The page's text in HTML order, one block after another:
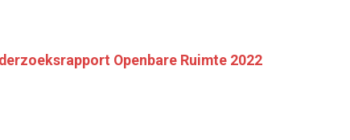
Openbare Ruimte 2022